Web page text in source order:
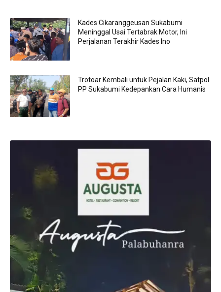
Kades Cikaranggeusan Sukabumi
Meninggal Usai Tertabrak Motor, Ini
Perjalanan Terakhir Kades Ino
Trotoar Kembali untuk Pejalan Kaki, Satpol
PP Sukabumi Kedepankan Cara Humanis